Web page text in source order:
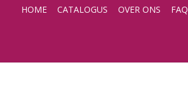
HOME CATALOGUS OVER ONS FAQ